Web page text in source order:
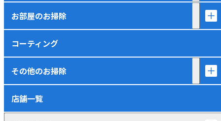
お部屋のお掃除
コーティング
その他のお掃除
店舗一覧